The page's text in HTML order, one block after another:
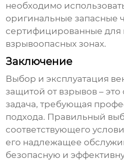
необходимо
оригинальные запасные
сертифицированные для
взрывоопасных зонах.
Заключение
Выбор и эксплуатация
защитой от взрывов – это
задача, требующая
подхода. Правильный
соответствующего
его надлежащее
безопасную и